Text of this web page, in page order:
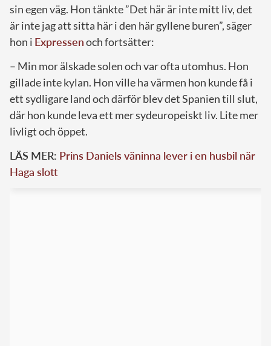
sin egen väg. Hon tänkte ”Det här är inte mitt liv, det
är inte jag att sitta här i den här gyllene buren”, säger
hon i Expressenoch fortsätter:
– Min mor älskade solen och var ofta utomhus. Hon
gillade inte kylan. Hon ville ha värmen hon kunde få i
ett sydligare land och därför blev det Spanien till slut,
där hon kunde leva ett mer sydeuropeiskt liv. Lite mer
livligt och öppet.
LÄS MER: Prins Daniels väninna lever i en husbil när
Haga slott